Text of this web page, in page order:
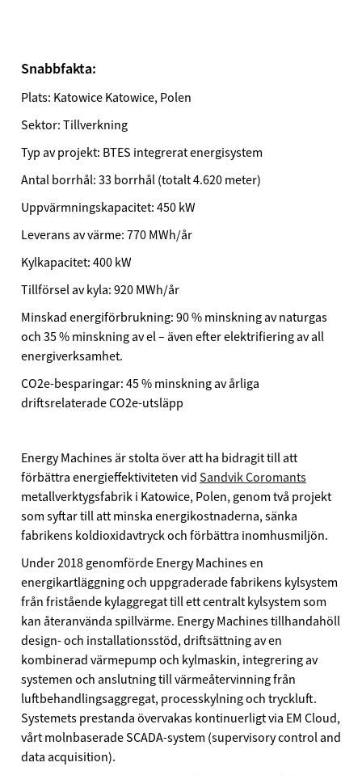
Snabbfakta:
Plats: Katowice Katowice, Polen
Sektor: Tillverkning
Typ av projekt: BTES integrerat energisystem
Antal borrhål: 33 borrhål (totalt 4.620 meter)
Uppvärmningskapacitet: 450 kW
Leverans av värme: 770 MWh/år
Kylkapacitet: 400 kW
Tillförsel av kyla: 920 MWh/år
Minskad energiförbrukning: 90 % minskning av naturgas
och 35 % minskning av el – även efter elektrifiering av all
energiverksamhet.
CO2e-besparingar: 45 % minskning av årliga
driftsrelaterade CO2e-utsläpp
Energy Machines är stolta över att ha bidragit till att
förbättra energieffektiviteten vidSandvik Coromants
metallverktygsfabrik i Katowice, Polen, genom två projekt
som syftar till att minska energikostnaderna, sänka
fabrikens koldioxidavtryck och förbättra inomhusmiljön.
Under 2018 genomförde Energy Machines en
energikartläggning och uppgraderade fabrikens kylsystem
från fristående kylaggregat till ett centralt kylsystem som
kan återanvända spillvärme. Energy Machines tillhandahöll
design- och installationsstöd, driftsättning av en
kombinerad värmepump och kylmaskin, integrering av
systemen och anslutning till värmeåtervinning från
luftbehandlingsaggregat, processkylning och tryckluft.
Systemets prestanda övervakas kontinuerligt via EM Cloud,
vårt molnbaserade SCADA-system (supervisory control and
data acquisition).